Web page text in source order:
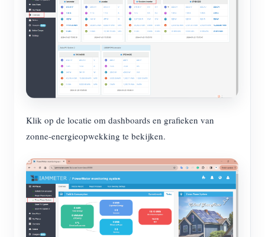
Klik op de locatie om dashboards en grafieken van
zonne-energieopwekking te bekijken.